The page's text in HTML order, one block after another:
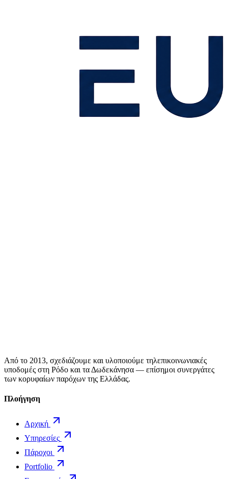
Από το 2013, σχεδιάζουμε και υλοποιούμε τηλεπικοινωνιακές
υποδομές στη Ρόδο και τα Δωδεκάνησα — επίσημοι συνεργάτες
των κορυφαίων παρόχων της Ελλάδας.
Πλοήγηση
Αρχική
Υπηρεσίες
Πάροχοι
Portfolio